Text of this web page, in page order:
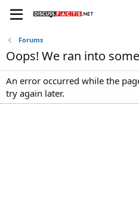
Forums
Oops! We ran into
An error occurred while the
try again later.